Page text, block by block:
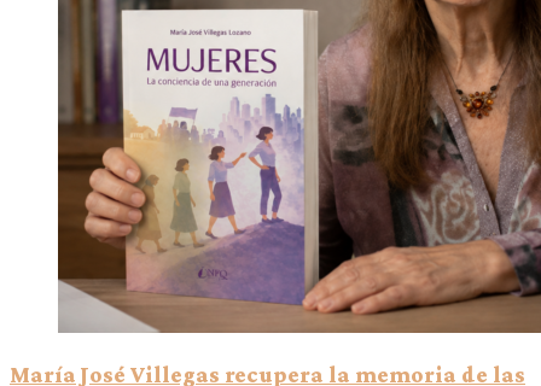
María José Villegas recupera la memoria de las